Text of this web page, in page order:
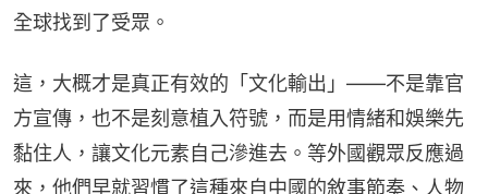
全球找到了受眾。
這，大概才是真正有效的「文化輸出」——不是靠官
方宣傳，也不是刻意植入符號，而是用情緒和娛樂先
黏住人，讓文化元素自己滲進去。等外國觀眾反應過
來，他們早就習慣了這種來自中國的敘事節奏、人物